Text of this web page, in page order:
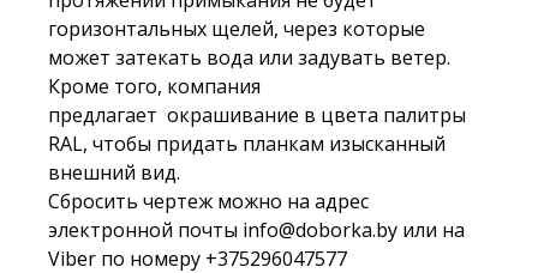
горизонтальных щелей, через которые
может затекать вода или задувать ветер.
Кроме того, компания
предлагает окрашивание в цвета палитры
RAL, чтобы придать планкам изысканный
внешний вид.
Сбросить чертеж можно на адрес
электронной почты info@doborka.by или на
Viber по номеру +375296047577